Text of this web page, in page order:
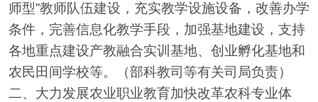
师型”教师队伍建设，充实教学设施设备，改善办学
条件，完善信息化教学手段，加强基地建设，支持
各地重点建设产教融合实训基地、创业孵化基地和
农民田间学校等。（部科教司等有关司局负责）
二、大力发展农业职业教育加快改革农科专业体